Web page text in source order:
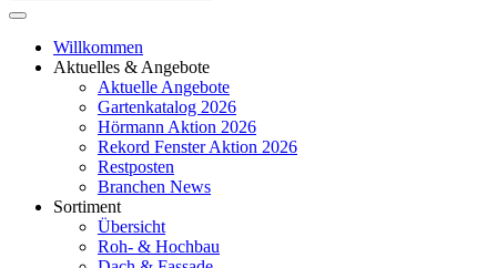
Willkommen
Aktuelles & Angebote
Aktuelle Angebote
Gartenkatalog 2026
Hörmann Aktion 2026
Rekord Fenster Aktion 2026
Restposten
Branchen News
Sortiment
Übersicht
Roh- & Hochbau